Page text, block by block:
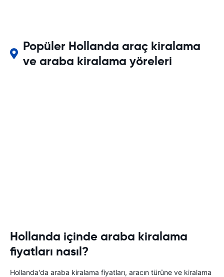
Popüler Hollanda araç kiralama
ve araba kiralama yöreleri
Hollanda içinde araba kiralama
fiyatları nasıl?
Hollanda'da araba kiralama fiyatları, aracın türüne ve kiralama